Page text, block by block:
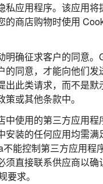
私应用程序。该应用将
的商店购物时使用
明确征求客户的同意。
的同意，才能向他们发
出此类请求，而不是默
策或其他条款中。
中使用的第三方应用程
安装的任何应用均需满
能控制第三方应用程
须直接联系供应商以确
要求。